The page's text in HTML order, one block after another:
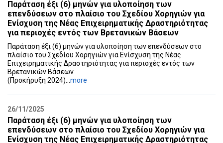
Παράταση έξι (6) μηνών για υλοποίηση των
επενδύσεων στο πλαίσιο του ‎Σχεδίου Χορηγιών για
Ενίσχυση της Νέας Επιχειρηματικής Δραστηριότητας
‎για περιοχές εντός των Βρετανικών Βάσεων ‎
Παράταση έξι (6) μηνών για υλοποίηση των επενδύσεων στο
πλαίσιο του ‎Σχεδίου Χορηγιών για Ενίσχυση της Νέας
Επιχειρηματικής Δραστηριότητας ‎για περιοχές εντός των
Βρετανικών Βάσεων ‎
‎(Προκήρυξη 2024)‎... more
26/11/2025
Παράταση έξι (6) μηνών για υλοποίηση των
επενδύσεων στο πλαίσιο του ‎Σχεδίου Χορηγιών για
Ενίσχυση της Νέας Επιχειρηματικής Δραστηριότητας ‎